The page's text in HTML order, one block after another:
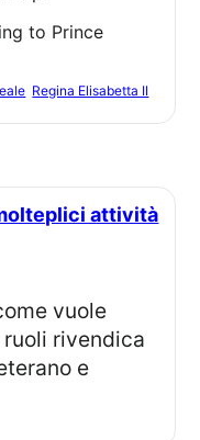
Regina Elisabetta II
rivendica
e